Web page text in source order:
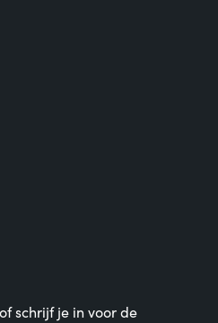
schrijf je in voor de